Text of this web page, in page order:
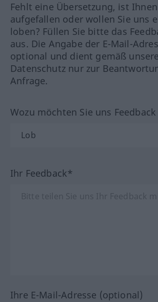
Fehlt eine Übersetzung, ist
aufgefallen oder wollen Sie uns
loben? Füllen Sie bitte das
aus. Die Angabe der E-Mail-
optional und dient gemäß
Datenschutz nur zur
Anfrage.
Wozu möchten Sie uns
Ihr Feedback*
Ihre E-Mail-Adresse (optional)